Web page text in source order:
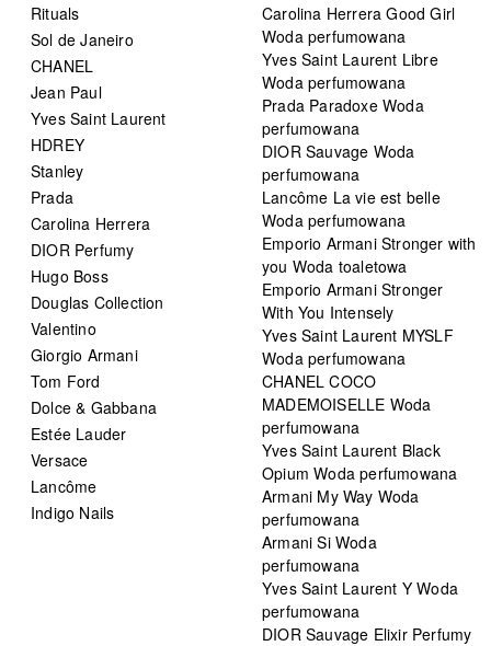
Rituals
Sol de Janeiro
CHANEL
Jean Paul
Yves Saint Laurent
HDREY
Stanley
Prada
Carolina Herrera
DIOR Perfumy
Hugo Boss
Douglas Collection
Valentino
Giorgio Armani
Tom Ford
Dolce & Gabbana
Estée Lauder
Versace
Lancôme
Indigo Nails
Carolina Herrera Good Girl
Woda perfumowana
Yves Saint Laurent Libre
Woda perfumowana
Prada Paradoxe Woda
perfumowana
DIOR Sauvage Woda
perfumowana
Lancôme La vie est belle
Woda perfumowana
Emporio Armani Stronger with
you Woda toaletowa
Emporio Armani Stronger
With You Intensely
Yves Saint Laurent MYSLF
Woda perfumowana
CHANEL COCO
MADEMOISELLE Woda
perfumowana
Yves Saint Laurent Black
Opium Woda perfumowana
Armani My Way Woda
perfumowana
Armani Si Woda
perfumowana
Yves Saint Laurent Y Woda
perfumowana
DIOR Sauvage Elixir Perfumy